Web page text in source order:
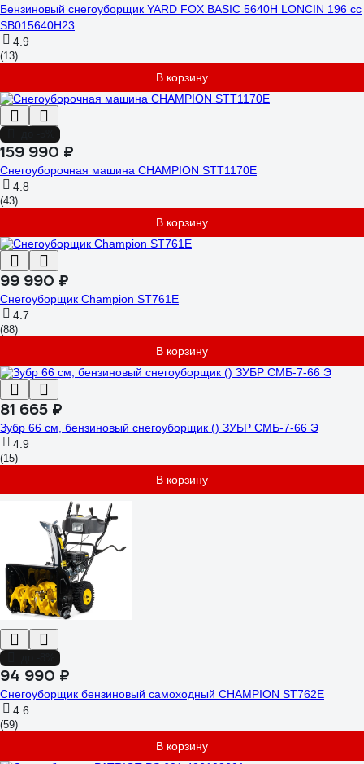
Бензиновый снегоуборщик YARD FOX BASIC 5640H LONCIN 196 сс
SB015640H23
4.9
(13)
В корзину
159 990 ₽
Снегоуборочная машина CHAMPION STT1170E
4.8
(43)
В корзину
99 990 ₽
Снегоуборщик Champion ST761E
4.7
(88)
В корзину
81 665 ₽
Зубр 66 см, бензиновый снегоуборщик () ЗУБР СМБ-7-66 Э
4.9
(15)
В корзину
94 990 ₽
Снегоуборщик бензиновый самоходный CHAMPION ST762E
4.6
(59)
В корзину